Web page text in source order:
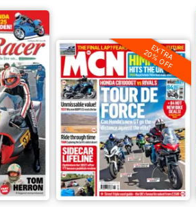
EXTRA
20% OFF